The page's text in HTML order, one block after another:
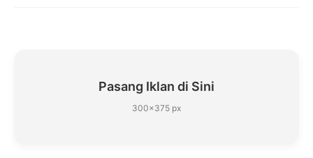
Pasang Iklan di Sini
300×375 px